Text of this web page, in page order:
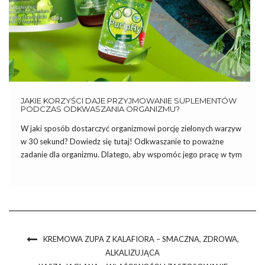
JAKIE KORZYŚCI DAJE PRZYJMOWANIE SUPLEMENTÓW
PODCZAS ODKWASZANIA ORGANIZMU?
W jaki sposób dostarczyć organizmowi porcję zielonych warzyw
w 30 sekund? Dowiedz się tutaj! Odkwaszanie to poważne
zadanie dla organizmu. Dlatego, aby wspomóc jego pracę w tym
KREMOWA ZUPA Z KALAFIORA – SMACZNA, ZDROWA,
ALKALIZUJĄCA